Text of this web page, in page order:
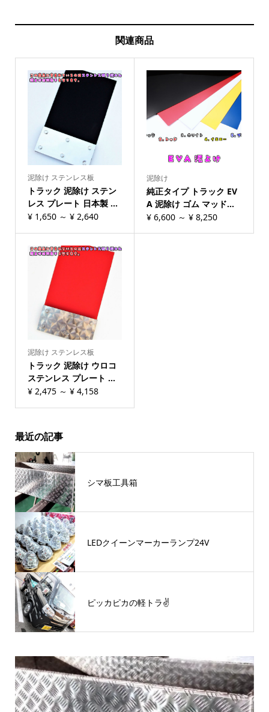
関連商品
泥除け ステンレス板
トラック 泥除け ステン
レス プレート 日本製 ...
¥1,650～ ¥2,640
泥除け
純正タイプ トラック EV
A 泥除け ゴム マッド...
¥ 6,600 ～ ¥ 8,250
泥除け ステンレス板
トラック 泥除け ウロコ
ステンレス プレート ...
¥2,475～ ¥4,158
最近の記事
シマ板工具箱
LEDクイーンマーカーランプ24V
ピッカピカの軽トラ✌